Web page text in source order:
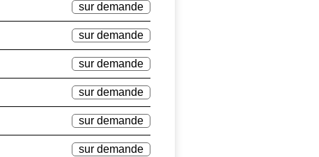
sur demande
sur demande
sur demande
sur demande
sur demande
sur demande